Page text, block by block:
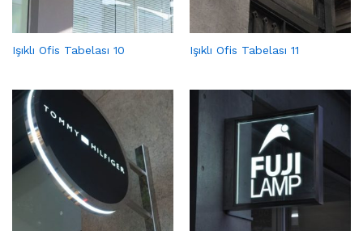
Işıklı Ofis Tabelası 10 Işıklı Ofis Tabelası 11